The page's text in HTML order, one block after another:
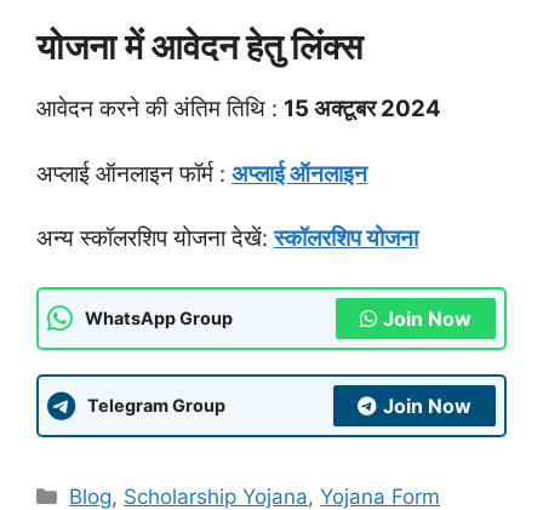
योजना में आवेदन हेतु लिंक्स
आवेदन करने की अंतिम तिथि : 15 अक्टूबर 2024
अप्लाई ऑनलाइन फॉर्म : अप्लाई ऑनलाइन
अन्य स्कॉलरशिप योजना देखें:स्कॉलरशिप योजना
WhatsApp Group Join Now
Telegram Group Join Now
Categories
Blog, Scholarship Yojana,Yojana Form